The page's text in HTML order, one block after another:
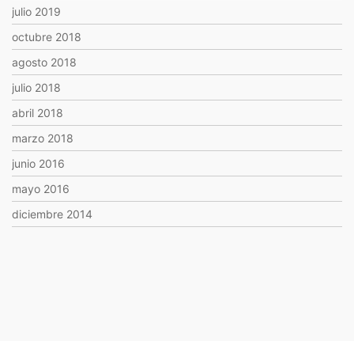
julio 2019
octubre 2018
agosto 2018
julio 2018
abril 2018
marzo 2018
junio 2016
mayo 2016
diciembre 2014